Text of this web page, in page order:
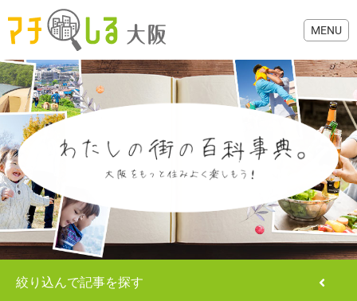
グルメ
歯医者・病院
美容・健康
おでかけ
絞り込んで記事を探す